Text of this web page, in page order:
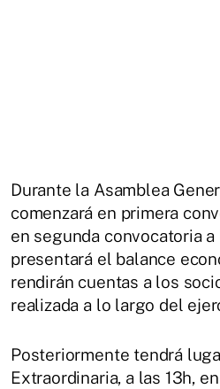
Durante la Asamblea
comenzará en primera
en segunda convocatoria
presentará el balance
rendirán cuentas a los
realizada a lo largo del
Posteriormente tendrá
Extraordinaria, a las 13h,